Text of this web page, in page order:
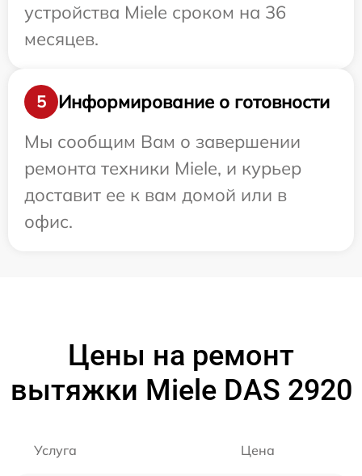
устройства Miele сроком на 36
месяцев.
5
Информирование о готовности
Мы сообщим Вам о завершении
ремонта техники Miele, и курьер
доставит ее к вам домой или в
офис.
Цены на ремонт
вытяжки Miele DAS 2920
Услуга Цена